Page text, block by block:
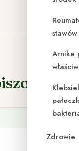
Arnika
Zdrowie